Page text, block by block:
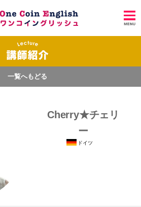
一覧へもどる
Cherry★チェリ
ー
ドイツ